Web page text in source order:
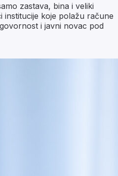
zastava, bina i veliki
institucije koje polažu račune
i javni novac pod